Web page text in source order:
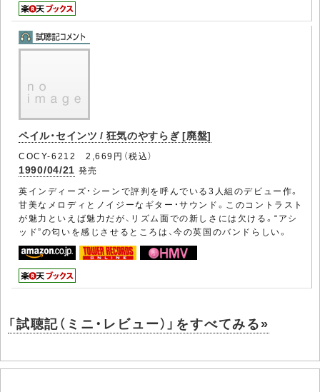
ペイル・セインツ / 狂気のやすらぎ [廃盤]
COCY-6212 2,669円（税込）
1990/04/21 発売
英インディーズ・シーンで評判を呼んでいる3人組のデビュー作。
甘美なメロディとノイジーなギター・サウンド。このコントラスト
が魅力といえば魅力だが、リズム面での新しさには欠ける。“アシ
ッド”の匂いを感じさせるところは、今の英国のバンドらしい。
「試聴記（ミニ・レビュー）」をすべてみる»